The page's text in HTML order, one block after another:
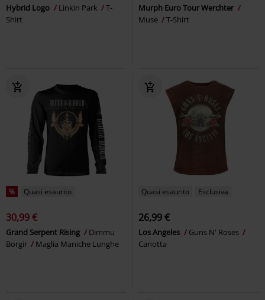
Hybrid Logo Linkin Park
T-
Shirt
Murph Euro Tour Werchter
Muse
T-Shirt
% Quasi esaurito
30,99 €
Grand Serpent Rising
Dimmu
Borgir
Maglia Maniche Lunghe
Quasi esaurito Esclusiva
26,99 €
Los Angeles
Guns N' Roses
Canotta